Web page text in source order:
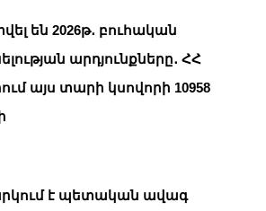
են 2026թ․ բուհական
արդյունքները․ ՀՀ
այս տարի կսովորի 10958
է պետական ավագ